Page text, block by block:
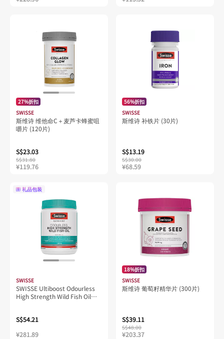
27%折扣
SWISSE
斯维诗 维他命C＋麦芦卡蜂蜜咀
嚼片 (120片)
S$23.03
S$31.80
¥119.76
56%折扣
SWISSE
斯维诗 补铁片 (30片)
S$13.19
S$30.00
¥68.59
礼品包装
SWISSE
SWISSE Ultiboost Odourless
High Strength Wild Fish Oil
S$54.21
¥281.89
18%折扣
SWISSE
斯维诗 葡萄籽精华片 (300片)
S$39.11
S$48.00
¥203.37